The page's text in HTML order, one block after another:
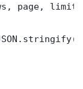
page,